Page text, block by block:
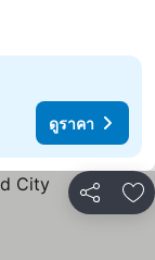
ดูราคา
แชร์ เ